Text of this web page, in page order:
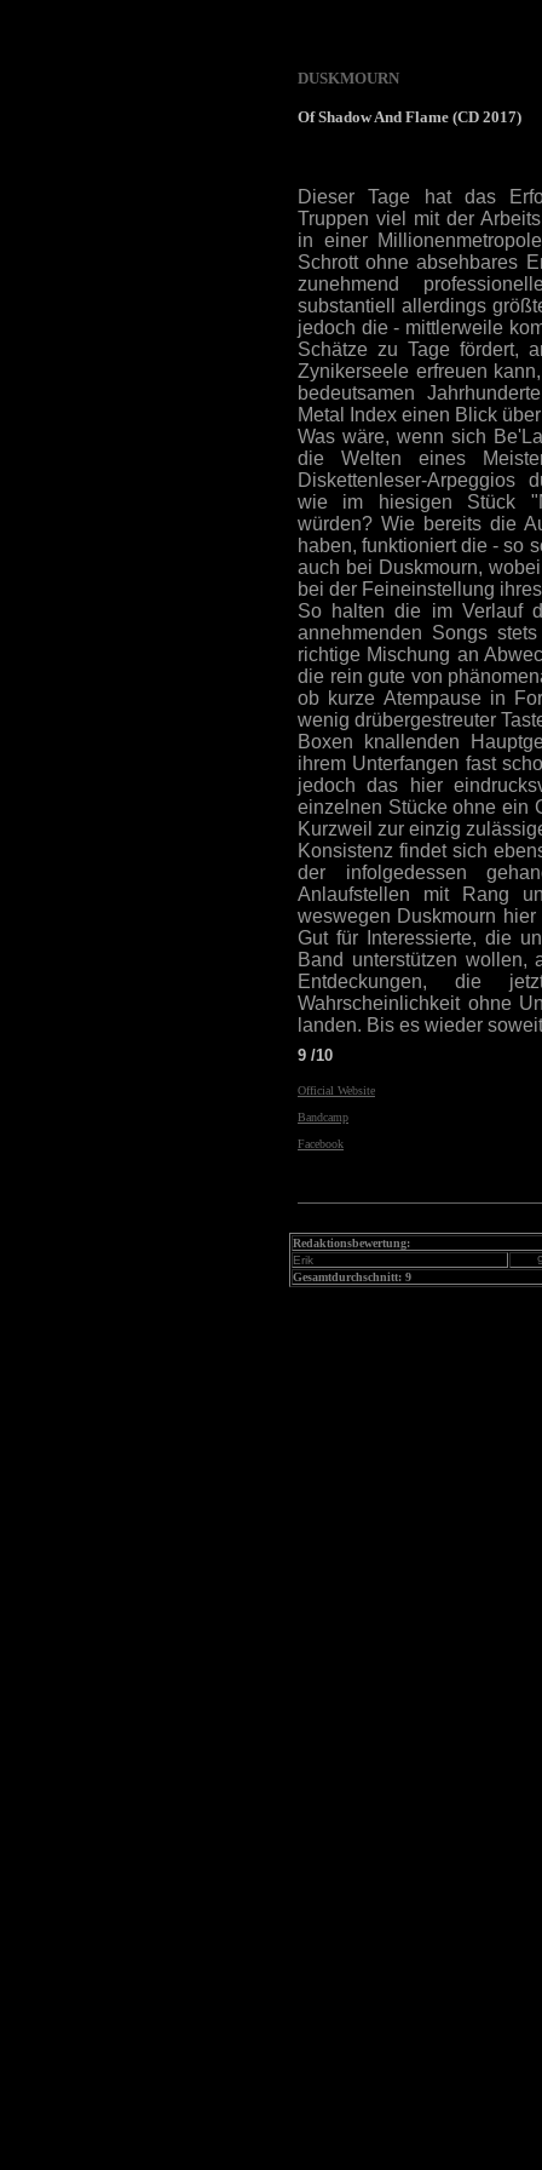
DUSKMOURN
Of Shadow And Flame (CD 2017)
Dieser Tage hat das
Truppen viel mit der
in einer
Schrott ohne absehbares
zunehmend
substantiell allerdings
jedoch die - mittlerweile
Schätze zu Tage fördert,
Zynikerseele erfreuen
bedeutsamen
Metal Index einen Blick
Was wäre, wenn sich
die Welten eines
Diskettenleser-Arpeggios
wie im hiesigen Stück
würden? Wie bereits die
haben, funktioniert die - so
auch bei Duskmourn,
bei der Feineinstellung
So halten die im Verlauf
annehmenden Songs
richtige Mischung an
die rein gute von
ob kurze Atempause in
wenig drübergestreuter
Boxen knallenden
ihrem Unterfangen fast
jedoch das hier
einzelnen Stücke ohne ein
Kurzweil zur einzig
Konsistenz findet sich
der infolgedessen
Anlaufstellen mit Rang
weswegen Duskmourn
Gut für Interessierte, die
Band unterstützen wollen,
Entdeckungen, die
Wahrscheinlichkeit ohne
landen. Bis es wieder
9 /10
Official Website
Bandcamp
Facebook
Redaktionsbewertung:
Erik
Gesamtdurchschnitt: 9